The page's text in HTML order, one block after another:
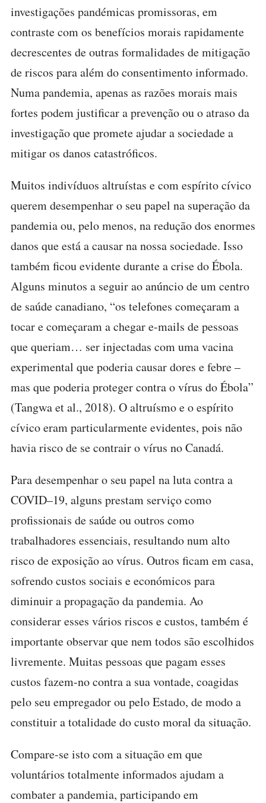
investigações pandémicas promissoras, em
contraste com os benefícios morais rapidamente
decrescentes de outras formalidades de mitigação
de riscos para além do consentimento informado.
Numa pandemia, apenas as razões morais mais
fortes podem justificar a prevenção ou o atraso da
investigação que promete ajudar a sociedade a
mitigar os danos catastróficos.
Muitos indivíduos altruístas e com espírito cívico
querem desempenhar o seu papel na superação da
pandemia ou, pelo menos, na redução dos enormes
danos que está a causar na nossa sociedade. Isso
também ficou evidente durante a crise do Ébola.
Alguns minutos a seguir ao anúncio de um centro
de saúde canadiano, “os telefones começaram a
tocar e começaram a chegar e-mails de pessoas
que queriam… ser injectadas com uma vacina
experimental que poderia causar dores e febre –
mas que poderia proteger contra o vírus do Ébola”
(Tangwa et al., 2018). O altruísmo e o espírito
cívico eram particularmente evidentes, pois não
havia risco de se contrair o vírus no Canadá.
Para desempenhar o seu papel na luta contra a
COVID–19, alguns prestam serviço como
profissionais de saúde ou outros como
trabalhadores essenciais, resultando num alto
risco de exposição ao vírus. Outros ficam em casa,
sofrendo custos sociais e económicos para
diminuir a propagação da pandemia. Ao
considerar esses vários riscos e custos, também é
importante observar que nem todos são escolhidos
livremente. Muitas pessoas que pagam esses
custos fazem-no contra a sua vontade, coagidas
pelo seu empregador ou pelo Estado, de modo a
constituir a totalidade do custo moral da situação.
Compare-se isto com a situação em que
voluntários totalmente informados ajudam a
combater a pandemia, participando em